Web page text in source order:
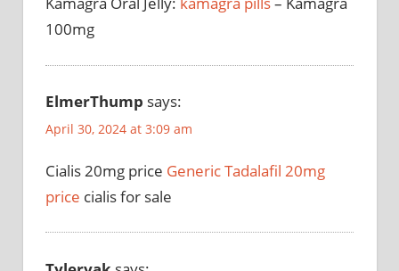
100mg
ElmerThump says:
April 30, 2024 at 3:09 am
Cialis 20mg price Generic Tadalafil 20mg
price cialis for sale